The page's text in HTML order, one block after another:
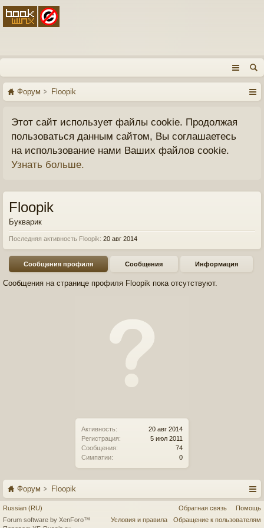
Форум Floopik
Этот сайт использует файлы cookie. Продолжая
пользоваться данным сайтом, Вы соглашаетесь
на использование нами Ваших файлов cookie.
Узнать больше.
Активность:
20 авг 2014
Регистрация:
5 июл 2011
Сообщения:
74
Симпатии:
0
Floopik
Букварик
Последняя активность Floopik: 20 авг 2014
Сообщения профиля Сообщения Информация
Сообщения на странице профиля Floopik пока отсутствуют.
Форум Floopik
Russian (RU) Обратная связь
Помощь
Условия и правила
Обращение к пользователям
Forum software by XenForo™